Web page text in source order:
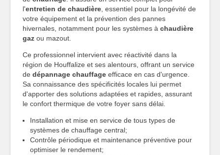
l'entretien de chaudière , essentiel pour la longévité de
votre équipement et la prévention des pannes
hivernales, notamment pour les systèmes à chaudière
gaz ou mazout.
Ce professionnel intervient avec réactivité dans la
région de Houffalize et ses alentours, offrant un service
de dépannage chauffage efficace en cas d'urgence.
Sa connaissance des spécificités locales lui permet
d'apporter des solutions adaptées et rapides, assurant
le confort thermique de votre foyer sans délai.
Installation et mise en service de tous types de
systèmes de chauffage central;
Contrôle périodique et maintenance préventive pour
optimiser le rendement;